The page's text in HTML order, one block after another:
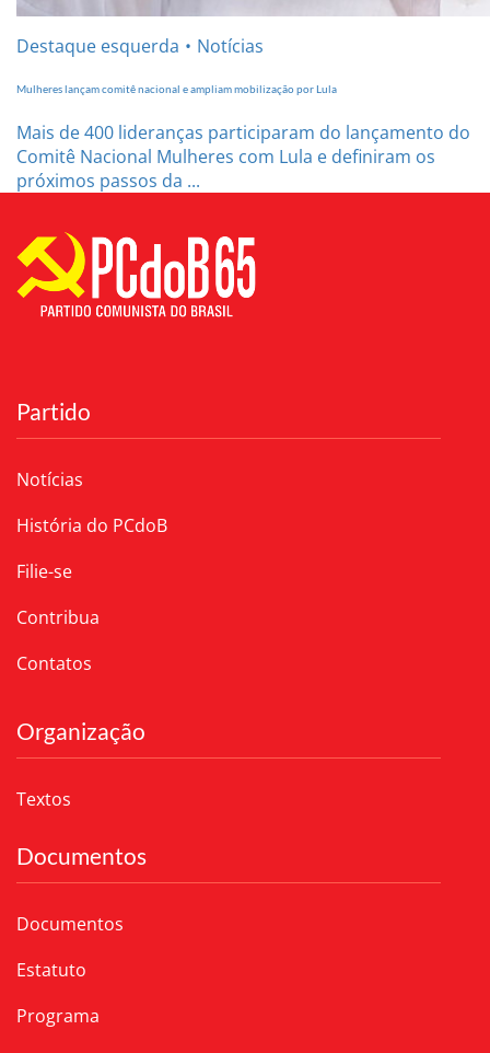
Destaque esquerda Notícias
Mulheres lançam comitê nacional e ampliam mobilização por Lula
Mais de 400 lideranças participaram do lançamento do
Comitê Nacional Mulheres com Lula e definiram os
próximos passos da ...
Partido
Notícias
História do PCdoB
Filie-se
Contribua
Contatos
Organização
Textos
Documentos
Documentos
Estatuto
Programa